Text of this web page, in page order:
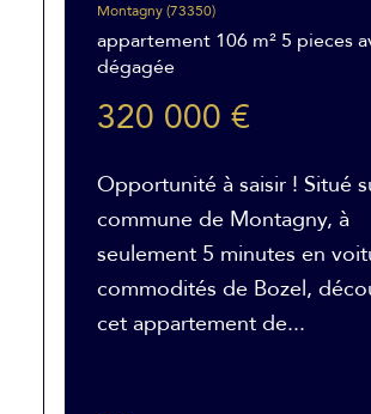
Montagny (73350)
appartement 106 m² 5 pieces
dégagée
320 000 €
Opportunité à saisir ! Situé
commune de Montagny, à
seulement 5 minutes en
commodités de Bozel,
cet appartement de...